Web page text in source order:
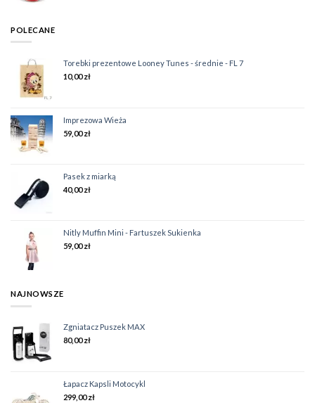
POLECANE
Torebki prezentowe Looney Tunes - średnie - FL 7
10,00zł
Imprezowa Wieża
59,00zł
Pasek z miarką
40,00zł
Nitly Muffin Mini - Fartuszek Sukienka
59,00zł
NAJNOWSZE
Zgniatacz Puszek MAX
80,00zł
Łapacz Kapsli Motocykl
299,00zł